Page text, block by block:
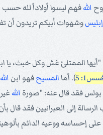
اللهفهم ليسوا أولاداً لله حسب
إبليسوشهوات أبيكم تريدون أن
الممتلئ غش وكل خبث، يا
5 ). أماالمسيحفهو ابن الله
بولس فقد قال عنه: "صورة الله
إلى العبرانيين فقد قال بأن
إحساسه ووعيه الدائم